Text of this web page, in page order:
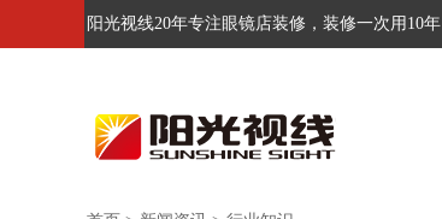
阳光视线20年专注眼镜店装修，装修一次用10年